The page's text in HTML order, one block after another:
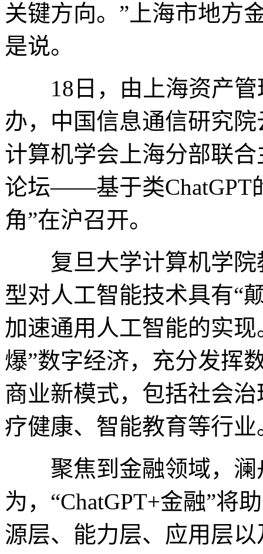
关键方向。”上海市地方
是说。
18日，由上海资产管
办，中国信息通信研究
计算机学会上海分部联
论坛——基于类ChatGPT
角”在沪召开。
复旦大学计算机学院
型对人工智能技术具有“
加速通用人工智能的实
爆”数字经济，充分发挥
商业新模式，包括社会
疗健康、智能教育等行业
聚焦到金融领域，澜
为，“ChatGPT+金融”将
源层、能力层、应用层